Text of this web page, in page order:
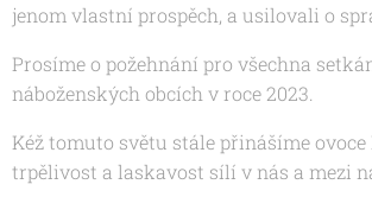
jenom vlastní prospěch, a usilovali o
Prosíme o požehnání pro všechna
náboženských obcích v roce 2023.
Kéž tomuto světu stále přinášíme ovoce
trpělivost a laskavost sílí v nás a mezi